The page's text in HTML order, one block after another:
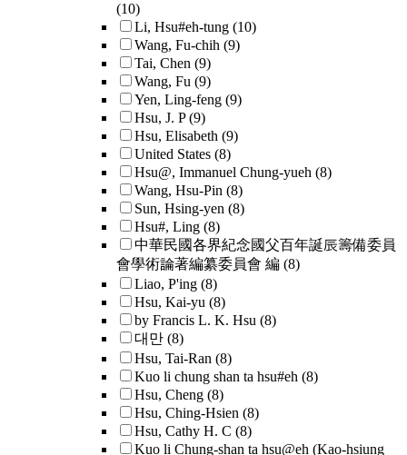
(10)
Li, Hsu#eh-tung (10)
Wang, Fu-chih (9)
Tai, Chen (9)
Wang, Fu (9)
Yen, Ling-feng (9)
Hsu, J. P (9)
Hsu, Elisabeth (9)
United States (8)
Hsu@, Immanuel Chung-yueh (8)
Wang, Hsu-Pin (8)
Sun, Hsing-yen (8)
Hsu#, Ling (8)
中華民國各界紀念國父百年誕辰籌備委員
會學術論著編纂委員會 編 (8)
Liao, P'ing (8)
Hsu, Kai-yu (8)
by Francis L. K. Hsu (8)
대만 (8)
Hsu, Tai-Ran (8)
Kuo li chung shan ta hsu#eh (8)
Hsu, Cheng (8)
Hsu, Ching-Hsien (8)
Hsu, Cathy H. C (8)
Kuo li Chung-shan ta hsu@eh (Kao-hsiung